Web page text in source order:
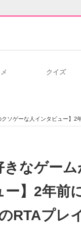
企業向けIT製品
クイズ
クソゲーな人インタビュー】
きなゲー
ー】2年前
RTAプレ